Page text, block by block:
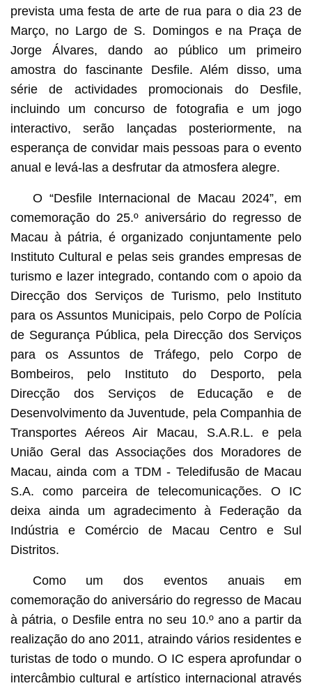
prevista uma festa de arte de rua para o dia 23 de
Março, no Largo de S. Domingos e na Praça de
Jorge Álvares, dando ao público um primeiro
amostra do fascinante Desfile. Além disso, uma
série de actividades promocionais do Desfile,
incluindo um concurso de fotografia e um jogo
interactivo, serão lançadas posteriormente, na
esperança de convidar mais pessoas para o evento
anual e levá-las a desfrutar da atmosfera alegre.
O “Desfile Internacional de Macau 2024”, em
comemoração do 25.º aniversário do regresso de
Macau à pátria, é organizado conjuntamente pelo
Instituto Cultural e pelas seis grandes empresas de
turismo e lazer integrado, contando com o apoio da
Direcção dos Serviços de Turismo, pelo Instituto
para os Assuntos Municipais, pelo Corpo de Polícia
de Segurança Pública, pela Direcção dos Serviços
para os Assuntos de Tráfego, pelo Corpo de
Bombeiros, pelo Instituto do Desporto, pela
Direcção dos Serviços de Educação e de
Desenvolvimento da Juventude, pela Companhia de
Transportes Aéreos Air Macau, S.A.R.L. e pela
União Geral das Associações dos Moradores de
Macau, ainda com a TDM - Teledifusão de Macau
S.A. como parceira de telecomunicações. O IC
deixa ainda um agradecimento à Federação da
Indústria e Comércio de Macau Centro e Sul
Distritos.
Como um dos eventos anuais em
comemoração do aniversário do regresso de Macau
à pátria, o Desfile entra no seu 10.º ano a partir da
realização do ano 2011, atraindo vários residentes e
turistas de todo o mundo. O IC espera aprofundar o
intercâmbio cultural e artístico internacional através